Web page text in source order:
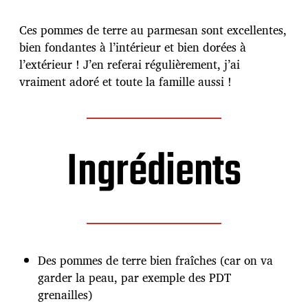
p
u
b
l
i
Ces pommes de terre au parmesan sont excellentes,
bien fondantes à l’intérieur et bien dorées à
l’extérieur ! J’en referai régulièrement, j’ai
vraiment adoré et toute la famille aussi !
Ingrédients
Des pommes de terre bien fraîches (car on va
garder la peau, par exemple des PDT
grenailles)